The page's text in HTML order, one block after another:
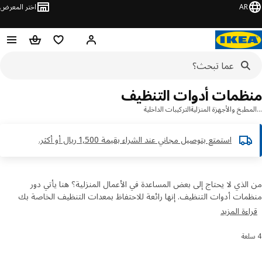
AR اختر المعرض
مرحبًا! سجل الدخول
قائمة المفضلةسلة التسوق
والأجهزة المنزليةالتركيبات الداخلية
استمتع بتوصيل مجاني عند الشراء بقيمة 1,500 ريال أو أكثر.​
أدوات التنظيف
لا يحتاج إلى بعض المساعدة في الأعمال المنزلية؟ هنا يأتي دور
أدوات التنظيف. إنها رائعة للاحتفاظ بمعدات التنظيف الخاصة بك
أو لتوفير مساحة لتجفيف الأطباق. ورغم أنها لا تقوم بالمهام نيابة عنك،
المزيد
والتصفية